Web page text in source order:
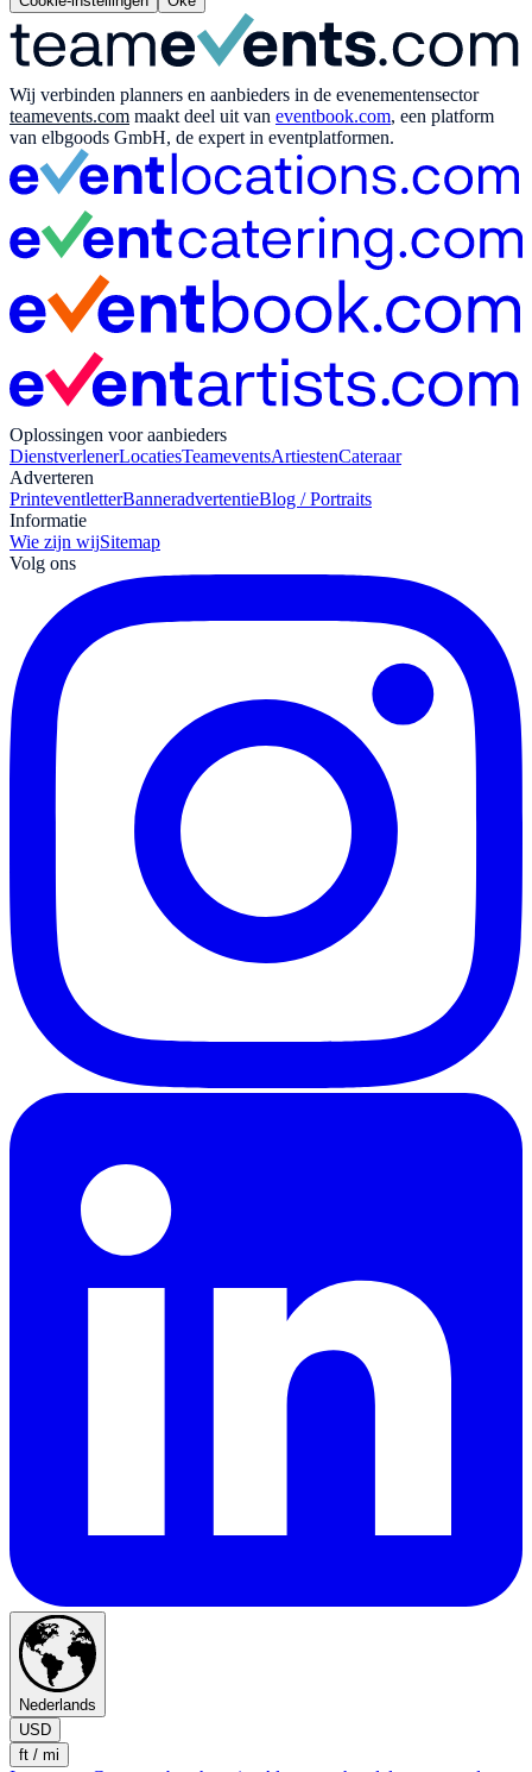
Wij verbinden planners en aanbieders in de evenementensector
teamevents.com maakt deel uit van eventbook.com, een platform
van elbgoods GmbH, de expert in eventplatformen.
Oplossingen voor aanbieders
DienstverlenerLocatiesTeameventsArtiestenCateraar
Adverteren
PrinteventletterBanneradvertentieBlog / Portraits
Informatie
Wie zijn wijSitemap
Volg ons
Nederlands
USD
ft / mi